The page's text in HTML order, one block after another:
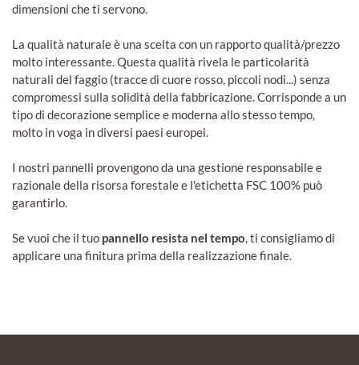
dimensioni che ti servono.
La qualità naturale è una scelta con un rapporto qualità/prezzo
molto interessante. Questa qualità rivela le particolarità
naturali del faggio (tracce di cuore rosso, piccoli nodi...) senza
compromessi sulla solidità della fabbricazione. Corrisponde a un
tipo di decorazione semplice e moderna allo stesso tempo,
molto in voga in diversi paesi europei.
I nostri pannelli provengono da una gestione responsabile e
razionale della risorsa forestale e l'etichetta FSC 100% può
garantirlo.
Se vuoi che il tuo pannello resista nel tempo , ti consigliamo di
applicare una finitura prima della realizzazione finale.